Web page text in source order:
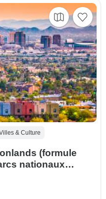
& Culture
(formule
nationaux
résidents)